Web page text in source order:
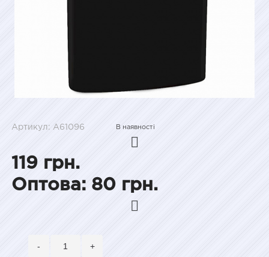
Артикул: A61096 В наявності
119 грн.
Оптова: 80 грн.
- +